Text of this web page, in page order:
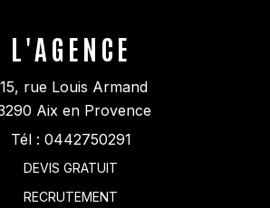
L'AGENCE
rue Louis Armand
Aix en Provence
Tél : 0442750291
DEVIS GRATUIT
RECRUTEMENT